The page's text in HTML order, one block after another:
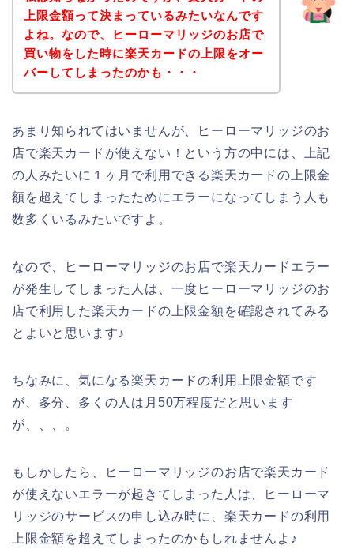
上限金額って決まっているみたいなんです
よね。なので、ヒーローマリッジのお店で
買い物をした時に楽天カードの上限をオー
バーしてしまったのかも・・・
あまり知られてはいませんが、ヒーローマリッジのお
店で楽天カードが使えない！という方の中には、上記
の人みたいに１ヶ月で利用できる楽天カードの上限金
額を超えてしまったためにエラーになってしまう人も
数多くいるみたいですよ。
なので、ヒーローマリッジのお店で楽天カードエラー
が発生してしまった人は、一度ヒーローマリッジのお
店で利用した楽天カードの上限金額を確認されてみる
とよいと思います♪
ちなみに、気になる楽天カードの利用上限金額です
が、多分、多くの人は月50万程度だと思います
が、、、。
もしかしたら、ヒーローマリッジのお店で楽天カード
が使えないエラーが起きてしまった人は、ヒーローマ
リッジのサービスの申し込み時に、楽天カードの利用
上限金額を超えてしまったのかもしれませんよ♪